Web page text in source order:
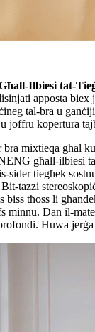
Ilbiesi tat-
apposta
tal-bra u
joffru kopertura
mixtieqa għal
għall-ilbiesi
sider tiegħek
tazzi
biss tħoss li
minnu. Dan il-
Huwa